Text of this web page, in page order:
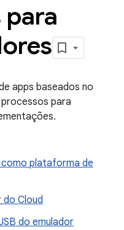
para
apps baseados no
para
plataforma de
do Cloud
do emulador